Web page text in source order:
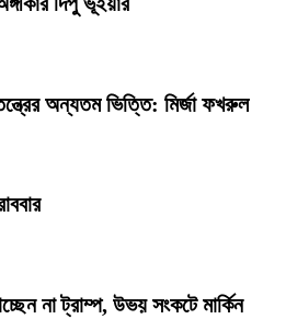
অন্যতম ভিত্তি: মির্জা ফখরুল
না ট্রাম্প, উভয় সংকটে মার্কিন